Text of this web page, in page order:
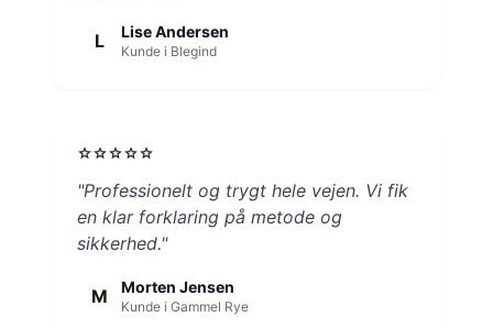
L Lise Andersen
Kunde i Blegind
starstarstarstarstar
"Professionelt og trygt hele vejen. Vi fik
en klar forklaring på metode og
sikkerhed."
M Morten Jensen
Kunde i Gammel Rye